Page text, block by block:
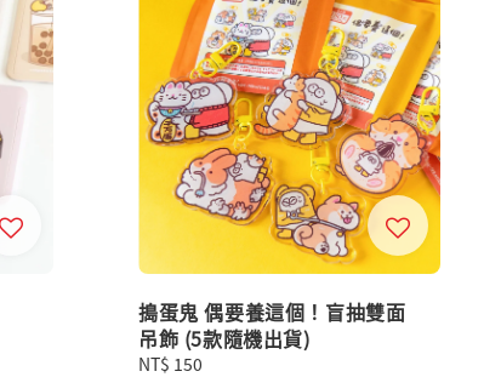
搗蛋鬼 偶要養這個！盲抽雙面
吊飾 (5款隨機出貨)
Regular
NT$ 150